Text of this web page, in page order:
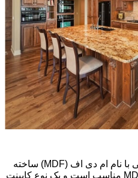
کابینت ام دی اف از متریالی با نام ام دی اف (MDF) ساخته
شده. قیمت مدل کابینت MDF مناسب است و یک نوع کابینت